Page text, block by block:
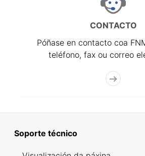
CONTACTO
Póñase en contacto coa
teléfono, fax ou correo
Soporte técnico